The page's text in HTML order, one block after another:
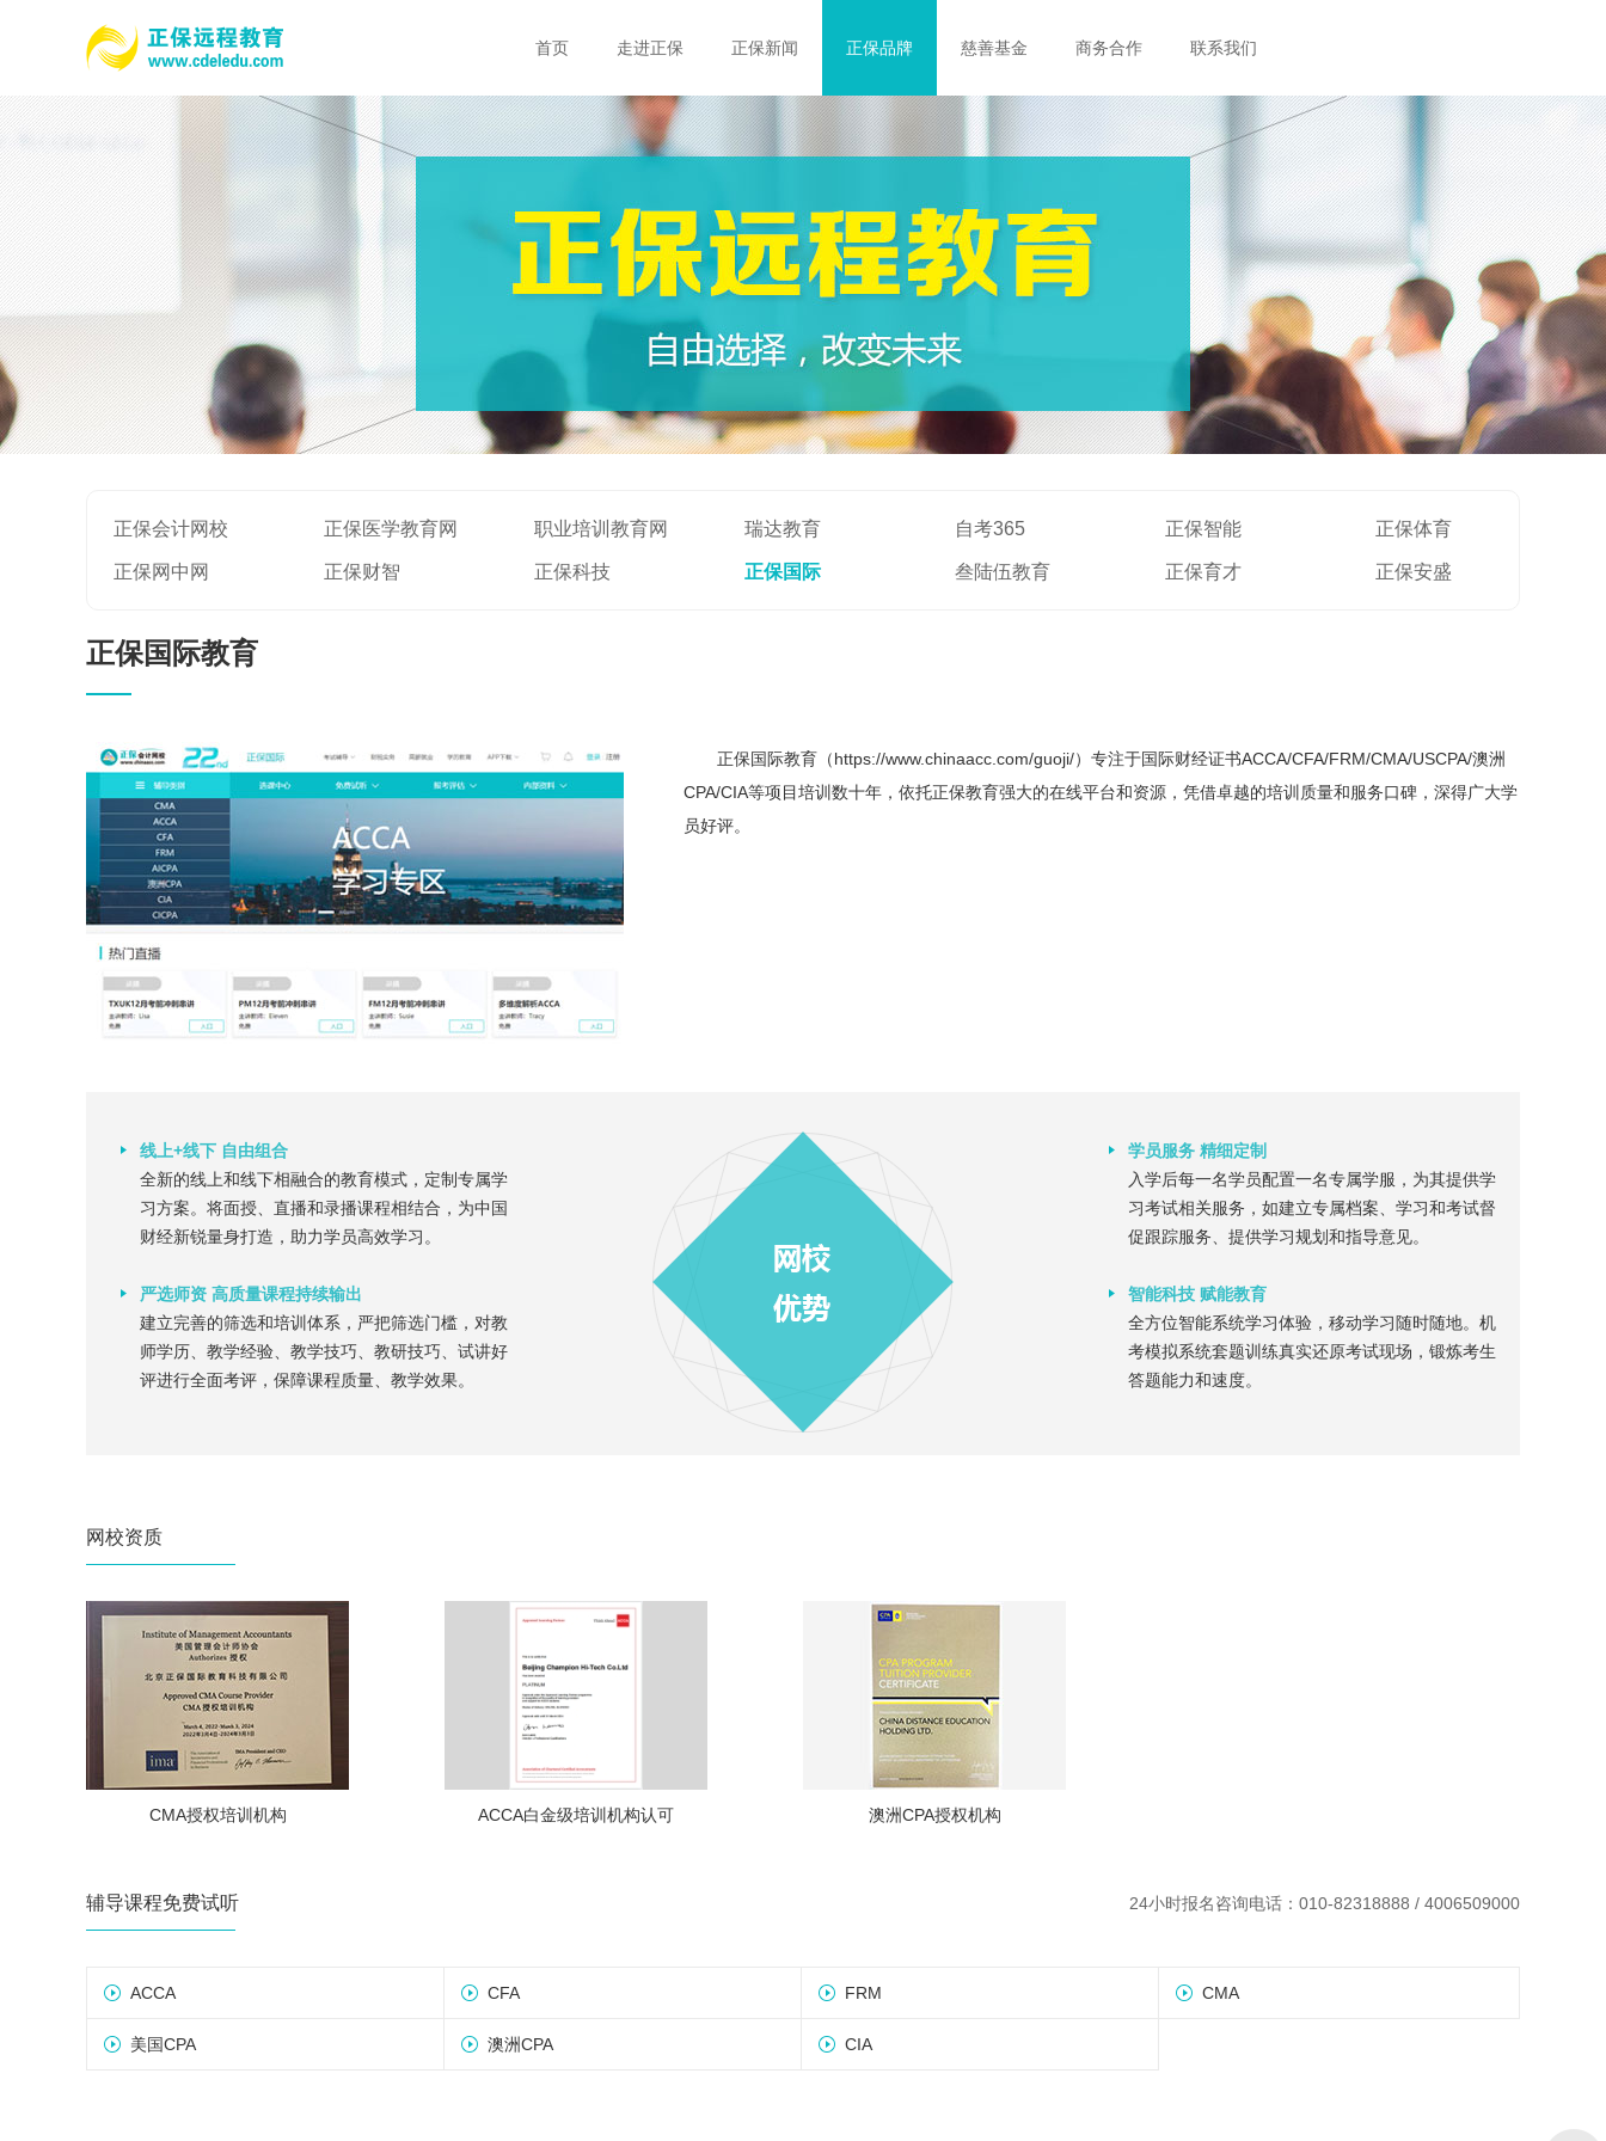
首页 走进正保 正保新闻 正保品牌 慈善基金 商务合作 联系我们
正保会计网校 正保医学教育网 职业培训教育网 瑞达教育 自考365 正保智能 正保体育
正保网中网 正保财智 正保科技 正保国际 叁陆伍教育 正保育才 正保安盛
正保国际教育
正保国际教育（https://www.chinaacc.com/guoji/）专注于国际财经证书ACCA/CFA/FRM/CMA/USCPA/澳洲
CPA/CIA等项目培训数十年，依托正保教育强大的在线平台和资源，凭借卓越的培训质量和服务口碑，深得广大学
员好评。
线上+线下 自由组合
全新的线上和线下相融合的教育模式，定制专属学
习方案。将面授、直播和录播课程相结合，为中国
财经新锐量身打造，助力学员高效学习。
严选师资 高质量课程持续输出
建立完善的筛选和培训体系，严把筛选门槛，对教
师学历、教学经验、教学技巧、教研技巧、试讲好
评进行全面考评，保障课程质量、教学效果。
学员服务 精细定制
入学后每一名学员配置一名专属学服，为其提供学
习考试相关服务，如建立专属档案、学习和考试督
促跟踪服务、提供学习规划和指导意见。
智能科技 赋能教育
全方位智能系统学习体验，移动学习随时随地。机
考模拟系统套题训练真实还原考试现场，锻炼考生
答题能力和速度。
网校资质
CMA授权培训机构 ACCA白金级培训机构认可 澳洲CPA授权机构
辅导课程免费试听 24小时报名咨询电话：010-82318888 / 4006509000
ACCA CFA FRM CMA
美国CPA 澳洲CPA CIA